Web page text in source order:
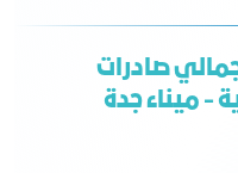
19% من إجمالي صادرات
- ميناء جدة